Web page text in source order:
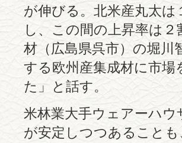
が伸びる。北米産丸太
し、この間の上昇率は
材（広島県呉市）の堀川
する欧州産集成材に市
た」と話す。
米林業大手ウェアーハ
が安定しつつあること